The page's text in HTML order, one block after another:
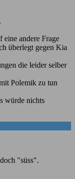
eine andere Frage
überlegt gegen Kia
die leider selber
Polemik zu tun
würde nichts
"süss".